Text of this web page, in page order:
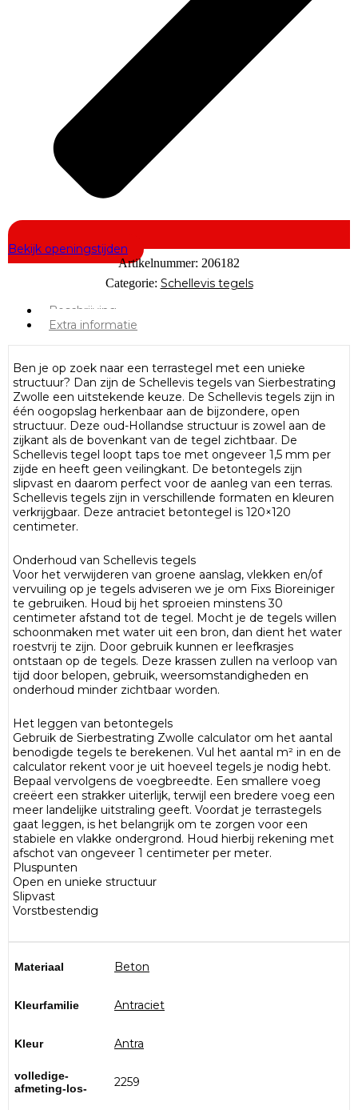
Bekijk openingstijden
Artikelnummer: 206182
Categorie: Schellevis tegels
Beschrijving
Extra informatie
Ben je op zoek naar een terrastegel met een unieke
structuur? Dan zijn de Schellevis tegels van Sierbestrating
Zwolle een uitstekende keuze. De Schellevis tegels zijn in
één oogopslag herkenbaar aan de bijzondere, open
structuur. Deze oud-Hollandse structuur is zowel aan de
zijkant als de bovenkant van de tegel zichtbaar. De
Schellevis tegel loopt taps toe met ongeveer 1,5 mm per
zijde en heeft geen veilingkant. De betontegels zijn
slipvast en daarom perfect voor de aanleg van een terras.
Schellevis tegels zijn in verschillende formaten en kleuren
verkrijgbaar. Deze antraciet betontegel is 120×120
centimeter.
Onderhoud van Schellevis tegels
Voor het verwijderen van groene aanslag, vlekken en/of
vervuiling op je tegels adviseren we je om Fixs Bioreiniger
te gebruiken. Houd bij het sproeien minstens 30
centimeter afstand tot de tegel. Mocht je de tegels willen
schoonmaken met water uit een bron, dan dient het water
roestvrij te zijn. Door gebruik kunnen er leefkrasjes
ontstaan op de tegels. Deze krassen zullen na verloop van
tijd door belopen, gebruik, weersomstandigheden en
onderhoud minder zichtbaar worden.
Het leggen van betontegels
Gebruik de Sierbestrating Zwolle calculator om het aantal
benodigde tegels te berekenen. Vul het aantal m² in en de
calculator rekent voor je uit hoeveel tegels je nodig hebt.
Bepaal vervolgens de voegbreedte. Een smallere voeg
creëert een strakker uiterlijk, terwijl een bredere voeg een
meer landelijke uitstraling geeft. Voordat je terrastegels
gaat leggen, is het belangrijk om te zorgen voor een
stabiele en vlakke ondergrond. Houd hierbij rekening met
afschot van ongeveer 1 centimeter per meter.
Pluspunten
Open en unieke structuur
Slipvast
Vorstbestendig
Materiaal Beton
Kleurfamilie Antraciet
Kleur Antra
volledige-
afmeting-los-
2259